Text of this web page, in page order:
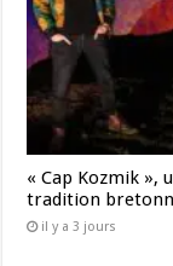
« Cap Kozmik »,
tradition
il y a 3 jours